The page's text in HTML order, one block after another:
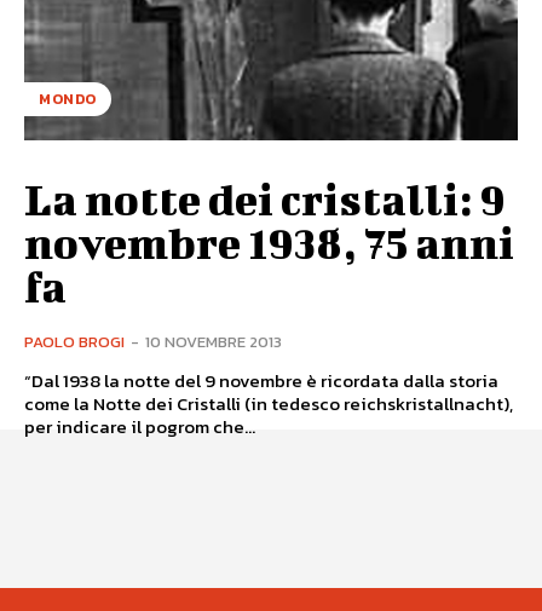
MONDO
La notte dei cristalli: 9
novembre 1938, 75 anni
fa
PAOLO BROGI - 10 NOVEMBRE 2013
“Dal 1938 la notte del 9 novembre è ricordata dalla storia
come la Notte dei Cristalli (in tedesco reichskristallnacht),
per indicare il pogrom che...